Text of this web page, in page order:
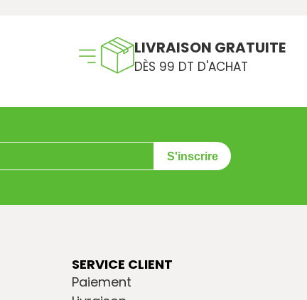
LIVRAISON GRATUITE
DÈS 99 DT D'ACHAT
S'inscrire
SERVICE CLIENT
Paiement